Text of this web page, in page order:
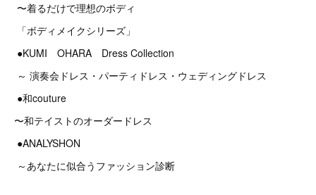
〜着るだけで理想のボディ
「ボディメイクシリーズ」
●KUMI OHARA Dress Collection
～ 演奏会ドレス・パーティドレス・ウェディングドレス
●和couture
〜和テイストのオーダードレス
●ANALYSHON
～あなたに似合うファッション診断